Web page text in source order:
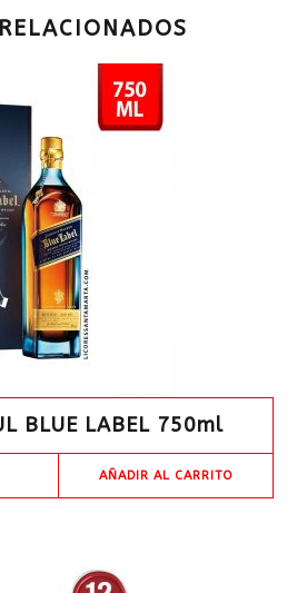
BLUE LABEL 750ml
AÑADIR AL CARRITO